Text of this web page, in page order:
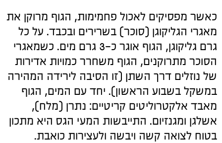
כאשר מפסיקים לאכול פחמימות, הגוף מרוקן את
מאגרי הגליקוגן (סוכר) בשרירים ובכבד. על כל
גרם גליקוגן, הגוף אוגר כ-3 גרם מים. כשמאגרי
הסוכר מתרוקנים, הגוף משחרר כמויות אדירות
של נוזלים דרך השתן (זו הסיבה לירידה המהירה
במשקל בשבוע הראשון). יחד עם המים, הגוף
מאבד אלקטרוליטים קריטיים: נתרן (מלח),
אשלגן ומגנזיום. התייבשות המעי הגס היא מתכון
בטוח לצואה קשה ויבשה ולעצירות כואבת.